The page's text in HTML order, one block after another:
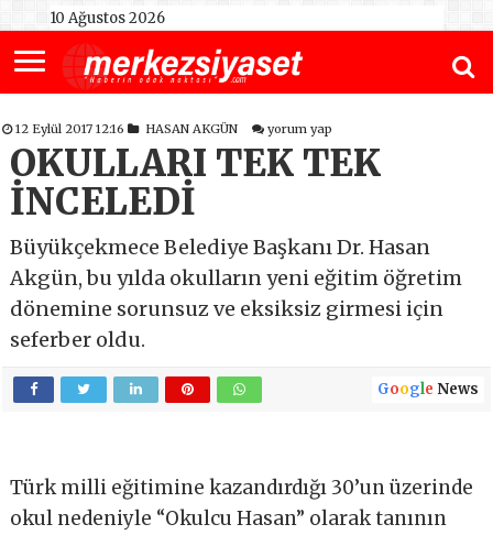
10 Ağustos 2026
12 Eylül 2017 12:16 HASAN AKGÜN yorum yap
OKULLARI TEK TEK
İNCELEDİ
Büyükçekmece Belediye Başkanı Dr. Hasan
Akgün, bu yılda okulların yeni eğitim öğretim
dönemine sorunsuz ve eksiksiz girmesi için
seferber oldu.
Google News
Türk milli eğitimine kazandırdığı 30’un üzerinde
okul nedeniyle “Okulcu Hasan” olarak tanının